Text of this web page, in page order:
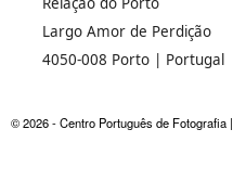
Largo Amor de Perdição
4050-008 Porto | Portugal
© 2026 - Centro Português de Fotografia |